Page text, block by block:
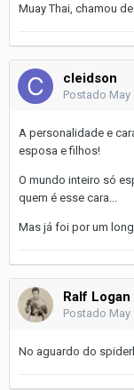
Muay Thai, chamou
cleidson
Postado May
A personalidade e
esposa e filhos!
O mundo inteiro só
quem é esse cara...
Mas já foi por um
Ralf Logan
Postado May
No aguardo do